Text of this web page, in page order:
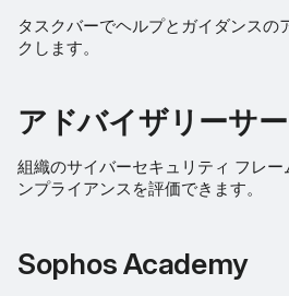
タスクバーでヘルプとガイダンスの
クします。
アドバイザリーサ
組織のサイバーセキュリティ フレ
ンプライアンスを評価できます。
Sophos Academy